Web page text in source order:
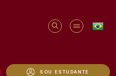
SOU ESTUDANTE